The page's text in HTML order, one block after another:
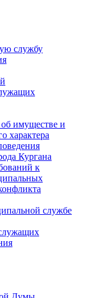
службу
об имуществе и
характера
Кургана
к
службе